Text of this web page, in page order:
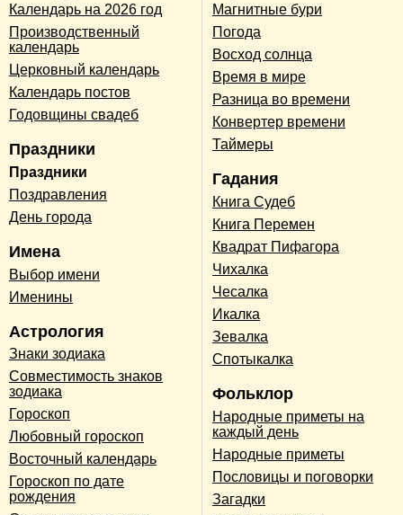
Календарь на 2026 год
Производственный
календарь
Церковный календарь
Календарь постов
Годовщины свадеб
Праздники
Праздники
Поздравления
День города
Имена
Выбор имени
Именины
Астрология
Знаки зодиака
Совместимость знаков
зодиака
Гороскоп
Любовный гороскоп
Восточный календарь
Гороскоп по дате
рождения
Магнитные бури
Погода
Восход солнца
Время в мире
Разница во времени
Конвертер времени
Таймеры
Гадания
Книга Судеб
Книга Перемен
Квадрат Пифагора
Чихалка
Чесалка
Икалка
Зевалка
Спотыкалка
Фольклор
Народные приметы на
каждый день
Народные приметы
Пословицы и поговорки
Загадки